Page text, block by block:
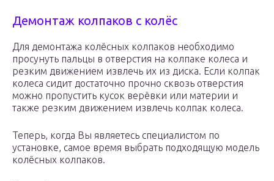
Демонтаж колпаков с колёс
Для демонтажа колёсных колпаков необходимо
просунуть пальцы в отверстия на колпаке колеса и
резким движением извлечь их из диска. Если колпак
колеса сидит достаточно прочно сквозь отверстия
можно пропустить кусок верёвки или материи и
также резким движением извлечь колпак колеса.
Теперь, когда Вы являетесь специалистом по
установке, самое время выбрать подходящую модель
колёсных колпаков.